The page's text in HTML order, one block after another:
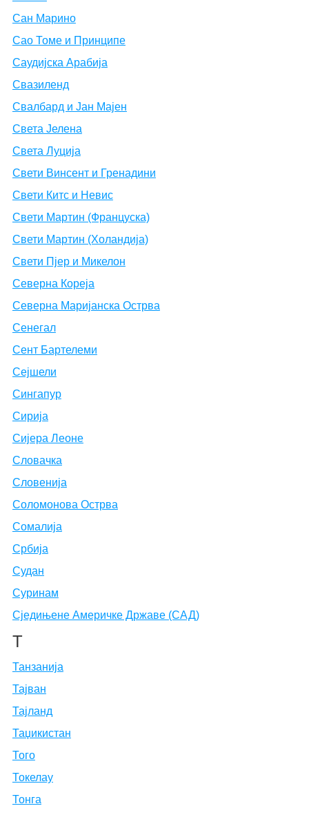
Сан Марино
Сао Томе и Принципе
Саудијска Арабија
Свазиленд
Свалбард и Јан Мајен
Света Јелена
Света Луција
Свети Винсент и Гренадини
Свети Китс и Невис
Свети Мартин (Француска)
Свети Мартин (Холандија)
Свети Пјер и Микелон
Северна Кореја
Северна Маријанска Острва
Сенегал
Сент Бартелеми
Сејшели
Сингапур
Сирија
Сијера Леоне
Словачка
Словенија
Соломонова Острва
Сомалија
Србија
Судан
Суринам
Сједињене Америчке Државе (САД)
Т
Танзанија
Тајван
Тајланд
Таџикистан
Того
Токелау
Тонга